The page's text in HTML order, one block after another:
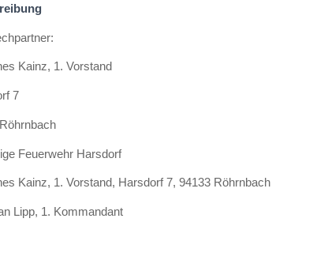
Kainz, 1. Vorstand
7
Feuerwehr Harsdorf
Kainz, 1. Vorstand, Harsdorf 7, 94133 Röhrnbach
Lipp, 1. Kommandant